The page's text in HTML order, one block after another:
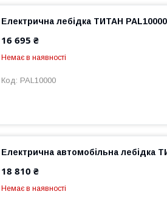
Електрична лебідка ТИТАН PAL10000
16 695 ₴
Немає в наявності
PAL10000
Електрична автомобільна лебідка
18 810 ₴
Немає в наявності